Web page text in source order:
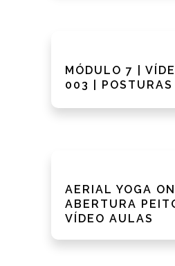
MÓDULO 7 |
003 | POSTURAS
AERIAL YOGA
ABERTURA
VÍDEO AULAS